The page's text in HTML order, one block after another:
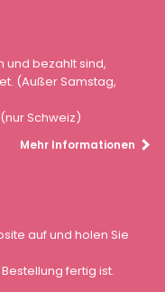
und bezahlt sind,
(Außer Samstag,
Schweiz)
Mehr Informationen
auf und holen Sie
fertig ist.